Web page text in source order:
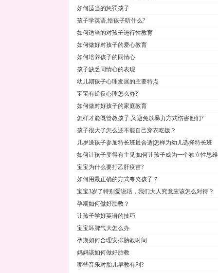
如何适当的惩罚孩子
孩子学英语,给孩子听什么?
如何适当的对孩子进行性教育
如何做好对孩子的爱心教育
如何培养孩子的同情心
孩子缺乏同情心的表现
幼儿期孩子心理发展的主要特点
宝宝有逆反心理怎么办?
如何做对好孩子的家庭教育
怎样才能既管教孩子,又避免以暴力方式伤害他们?
孩子很大了怎么还不能自己穿衣吃饭？
几岁送孩子参加特长班最合适|怎样为幼儿选择特长班
如何让孩子变得有主见|如何让孩子成为一个独立性思
宝宝为什么要打乙肝疫苗?
如何用最正确的方式夸奖孩子？
宝宝3岁了特别爱说话，我们大人究竟应该怎么对待？
孕期如何做好胎教？
让孩子学好英语的技巧
宝宝坏脾气大怎么办
孕期如何合理安排胎教时间
妈妈该如何做好胎教
哪些音乐对胎儿早教有利?